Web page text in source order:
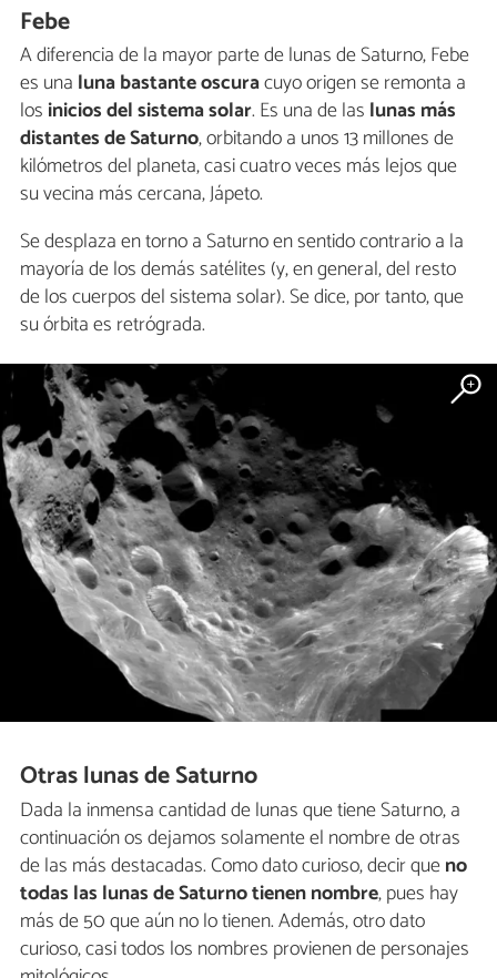
Febe
A diferencia de la mayor parte de lunas de Saturno, Febe
es una luna bastante oscuracuyo origen se remonta a
los inicios del sistema solar. Es una de las lunas más
distantes de Saturno, orbitando a unos 13 millones de
kilómetros del planeta, casi cuatro veces más lejos que
su vecina más cercana, Jápeto.
Se desplaza en torno a Saturno en sentido contrario a la
mayoría de los demás satélites (y, en general, del resto
de los cuerpos del sistema solar). Se dice, por tanto, que
su órbita es retrógrada.
Otras lunas de Saturno
Dada la inmensa cantidad de lunas que tiene Saturno, a
continuación os dejamos solamente el nombre de otras
de las más destacadas. Como dato curioso, decir queno
todas las lunas de Saturno tienen nombre, pues hay
más de 50 que aún no lo tienen. Además, otro dato
curioso, casi todos los nombres provienen de personajes